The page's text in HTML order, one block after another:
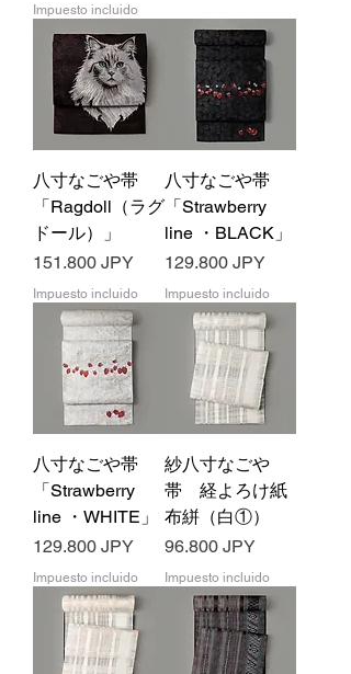
Impuesto incluido
八寸なごや帯
「Ragdoll（ラグ
ドール）」
Precio
151.800 JPY
Impuesto incluido
八寸なごや帯
「Strawberry
line ・BLACK」
Precio
129.800 JPY
Impuesto incluido
八寸なごや帯
「Strawberry
line ・WHITE」
Precio
129.800 JPY
Impuesto incluido
紗八寸なごや
帯 経よろけ紙
布絣（白①）
Precio
96.800 JPY
Impuesto incluido